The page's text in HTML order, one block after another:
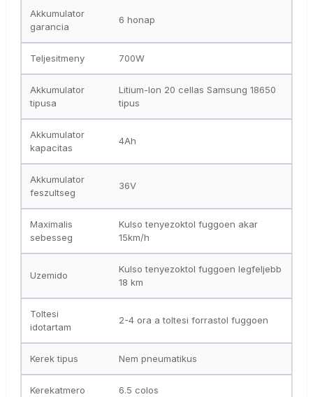
Akkumulator
garancia
6 honap
Teljesitmeny 700W
Akkumulator
tipusa
Litium-Ion 20 cellas Samsung 18650
tipus
Akkumulator
kapacitas
4Ah
Akkumulator
feszultseg
36V
Maximalis
sebesseg
Kulso tenyezoktol fuggoen akar
15km/h
Uzemido
Kulso tenyezoktol fuggoen legfeljebb
18 km
Toltesi
idotartam
2-4 ora a toltesi forrastol fuggoen
Kerek tipus Nem pneumatikus
Kerekatmero 6.5 colos